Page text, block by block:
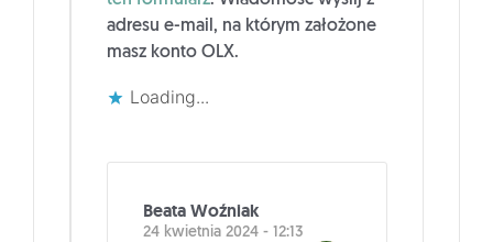
adresu e-mail, na którym założone
masz konto OLX.
Loading...
Beata Woźniak
24 kwietnia 2024 - 12:13